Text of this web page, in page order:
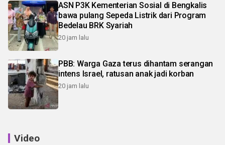
ASN P3K Kementerian Sosial di Bengkalis
bawa pulang Sepeda Listrik dari Program
Bedelau BRK Syariah
20 jam lalu
PBB: Warga Gaza terus dihantam serangan
intens Israel, ratusan anak jadi korban
20 jam lalu
Video